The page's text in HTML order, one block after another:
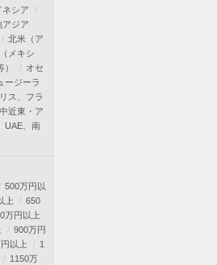
ネシア
アジア
北米（ア
メキシ
オセ
ージーラ
ス、フラ
中近東・ア
UAE、南
500万円以
上
650
万円以上
900万円
以上
1
1150万